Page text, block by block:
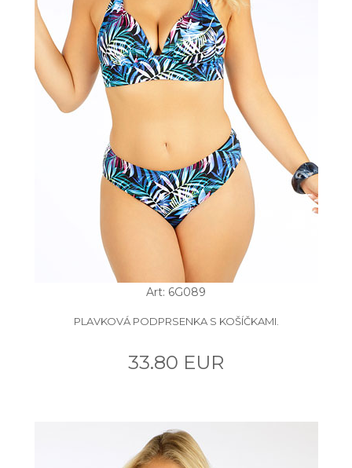
Art: 6G089
PLAVKOVÁ PODPRSENKA S KOŠÍČKAMI.
33.80 EUR